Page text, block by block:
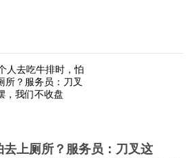
上厕所？服务员：刀叉这